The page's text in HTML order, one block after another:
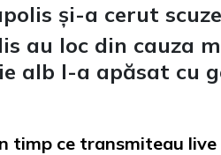
și-a cerut
au loc din cauza
alb l-a apăsat cu
timp ce transmiteau